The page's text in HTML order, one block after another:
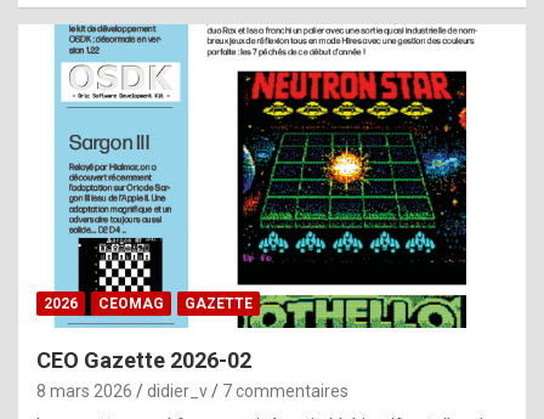
o
m
m
a
y
b
e
b
y
g
2026 CEOMAG GAZETTE
CEO Gazette 2026-02
8 mars 2026 didier_v 7 commentaires